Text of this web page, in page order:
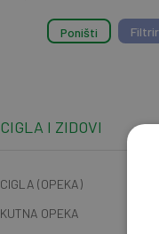
Poništi
CIGLA I ZIDOVI
CIGLA (OPEKA)
KUTNA OPEKA